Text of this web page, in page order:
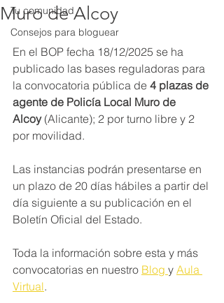
Tu comunidad
Consejos para bloguear
Muro de Alcoy
En el BOP fecha 18/12/2025 se ha
publicado las bases reguladoras para
la convocatoria pública de 4 plazas de
agente de Policía Local Muro de
Alcoy (Alicante); 2 por turno libre y 2
por movilidad.
Las instancias podrán presentarse en
un plazo de 20 días hábiles a partir del
día siguiente a su publicación en el
Boletín Oficial del Estado.
Toda la información sobre esta y más
convocatorias en nuestro Blog y Aula
Virtual.